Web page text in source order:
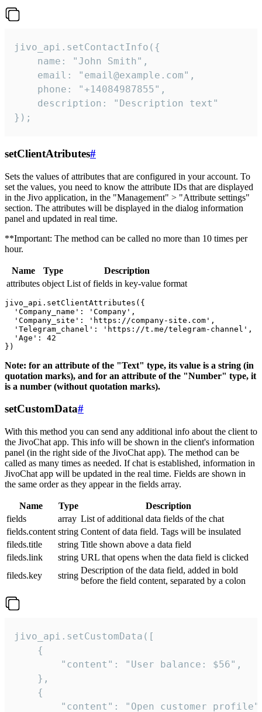
jivo_api.setContactInfo({
    name: "John Smith",
    email: "email@example.com",
    phone: "+14084987855",
    description: "Description text"
});
setClientAtributes#
Sets the values ​​of attributes that are configured in your account. To
set the values, you need to know the attribute IDs that are displayed
in the Jivo application, in the "Management" > "Attribute settings"
section. The attributes will be displayed in the dialog information
panel and updated in real time.
**Important: The method can be called no more than 10 times per
hour.
Name Type
Description
attributes object List of fields in key-value format
jivo_api.setClientAttributes({
  'Company_name': 'Company',
  'Company_site': 'https://company-site.com',
  'Telegram_chanel': 'https://t.me/telegram-channel',
  'Age': 42
Note: for an attribute of the "Text" type, its value is a string (in
quotation marks), and for an attribute of the "Number" type, it
is a number (without quotation marks).
setCustomData#
With this method you can send any additional info about the client to
the JivoChat app. This info will be shown in the client's information
panel (in the right side of the JivoChat app). The method can be
called as many times as needed. If chat is established, information in
JivoChat app will be updated in the real time. Fields are shown in
the same order as they appear in the fields array.
Name Type
Description
fields
array List of additional data fields of the chat
fields.content string Content of data field. Tags will be insulated
fileds.title
string Title shown above a data field
fileds.link
string URL that opens when the data field is clicked
fileds.key
string
Description of the data field, added in bold
before the field content, separated by a colon
jivo_api.setCustomData([
    {
        "content": "User balance: $56",
    },
    {
"content": "Open customer